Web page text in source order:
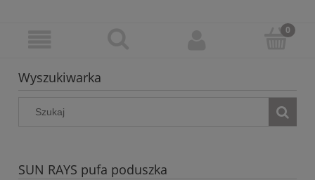
Wyszukiwarka
SUN RAYS pufa poduszka